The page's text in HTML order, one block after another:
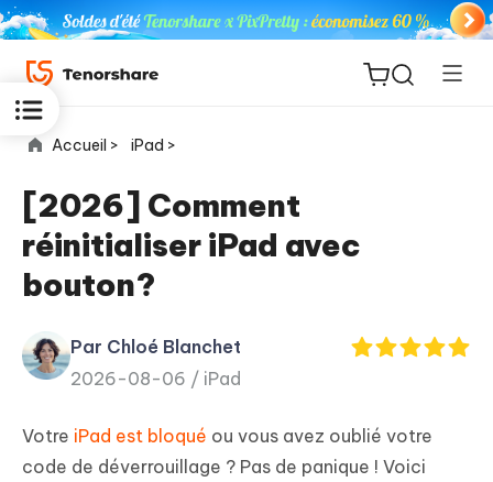
for iOS
PDNob
PDF
New
iAnyGo
Accueil > iPad >
[2026] Comment
réinitialiser iPad avec
bouton?
Par Chloé Blanchet
2026-08-06 / iPad
Votre iPad est bloqué ou vous avez oublié votre
code de déverrouillage ? Pas de panique ! Voici